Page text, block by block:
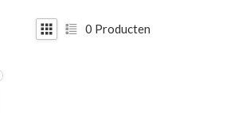
0 Producten